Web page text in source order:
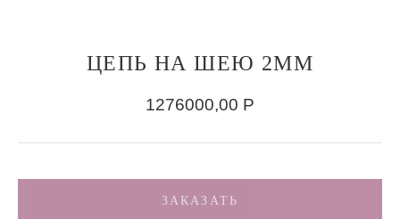
ЦЕПЬ НА ШЕЮ 2ММ
1276000,00 Р
ЗАКАЗАТЬ